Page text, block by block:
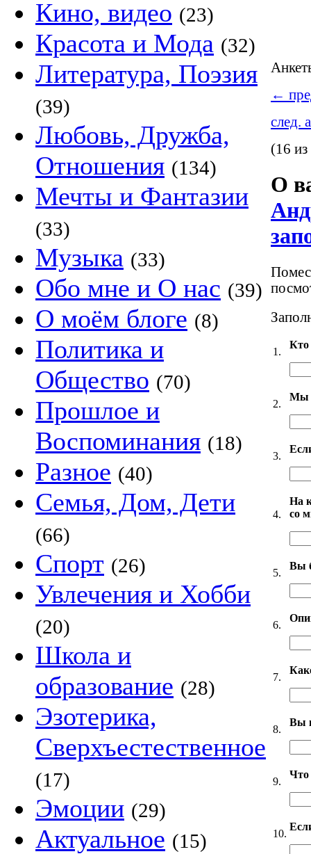
Кино, видео (23)
Красота и Мода (32)
Литература, Поэзия
(39)
Любовь, Дружба,
Отношения (134)
Мечты и Фантазии
(33)
Музыка (33)
Обо мне и О нас (39)
О моём блоге (8)
Политика и
Общество (70)
Прошлое и
Воспоминания (18)
Разное (40)
Семья, Дом, Дети
(66)
Спорт (26)
Увлечения и Хобби
(20)
Школа и
образование (28)
Эзотерика,
Сверхъестественное
(17)
Эмоции (29)
Актуальное (15)
←
след.
(16
О
1.
2.
Мы
3.
4.
На
со
5.
Вы
6.
7.
8.
Вы
9.
Что
10.